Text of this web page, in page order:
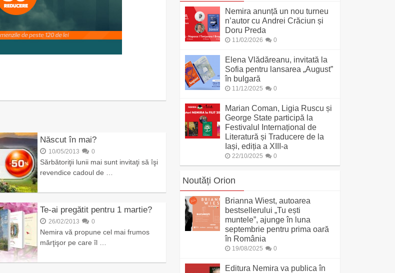
Născut în mai?
10/05/2013 0
Sărbătoriţii lunii mai sunt invitaţi să îşi
revendice cadoul de …
Te-ai pregătit pentru 1 martie?
26/02/2013 0
Nemira vă propune cel mai frumos
mărţişor pe care îl …
Nemira anunță un nou turneu
n’autor cu Andrei Crăciun și
Doru Preda
11/02/2026 0
Elena Vlădăreanu, invitată la
Sofia pentru lansarea „August”
în bulgară
11/12/2025 0
Marian Coman, Ligia Ruscu și
George State participă la
Festivalul Internațional de
Literatură și Traducere de la
Iași, ediția a XIII-a
22/10/2025 0
Noutăți Orion
Brianna Wiest, autoarea
bestsellerului „Tu ești
muntele”, ajunge în luna
septembrie pentru prima oară
în România
19/08/2025 0
Editura Nemira va publica în